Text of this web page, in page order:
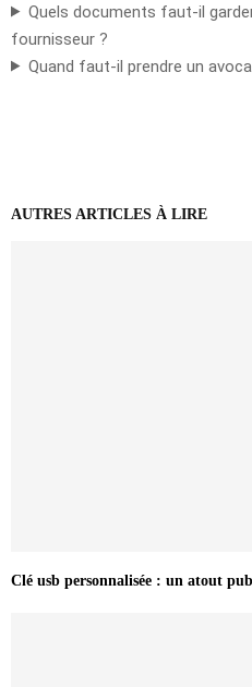
Quels documents faut-il
fournisseur ?
Quand faut-il prendre un
AUTRES ARTICLES À LIRE
Clé usb personnalisée : un atout